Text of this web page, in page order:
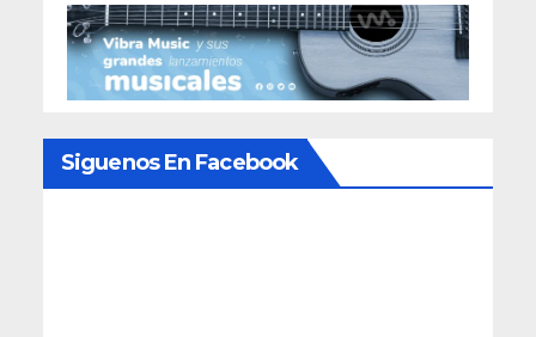
Siguenos En Facebook